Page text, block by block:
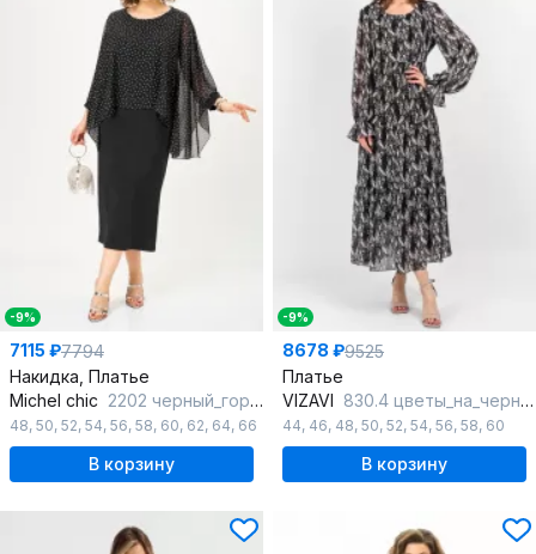
-9%
7115 ₽7794
Накидка, Платье
Michel chic 2202 черный_горох
48, 50, 52, 54, 56, 58, 60, 62, 64, 66
В корзину
-9%
8678 ₽9525
Платье
VIZAVI 830.4 цветы_на_черном_фоне
44, 46, 48, 50, 52, 54, 56, 58, 60
В корзину